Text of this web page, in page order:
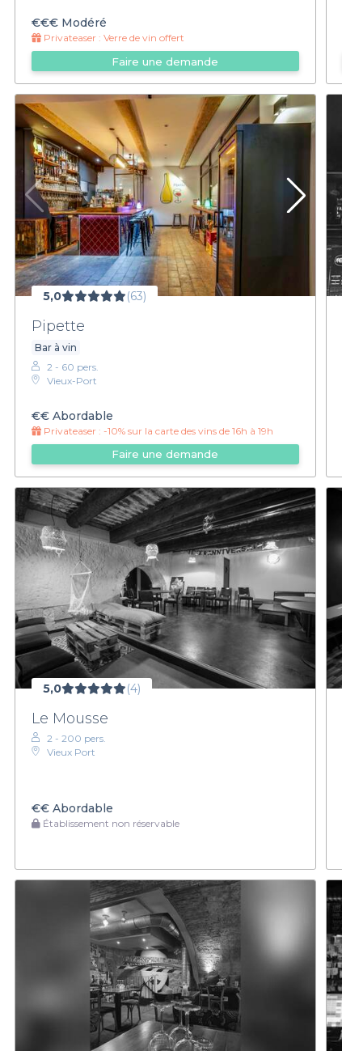
€€€ Modéré
Privateaser : Verre de vin offert
Faire une demande
5,0 (63)
Pipette
Bar à vin
2 - 60 pers.
Vieux-Port
€€ Abordable
Privateaser : -10% sur la carte des vins de 16h à 19h
Faire une demande
5,0 (4)
Le Mousse
2 - 200 pers.
Vieux Port
€€ Abordable
Établissement non réservable